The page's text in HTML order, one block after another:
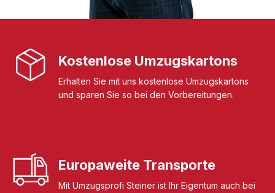
Kostenlose Umzugskartons
Erhalten Sie mit uns kostenlose Umzugskartons
und sparen Sie so bei den Vorbereitungen.
Europaweite Transporte
Mit Umzugsprofi Steiner ist Ihr Eigentum auch bei